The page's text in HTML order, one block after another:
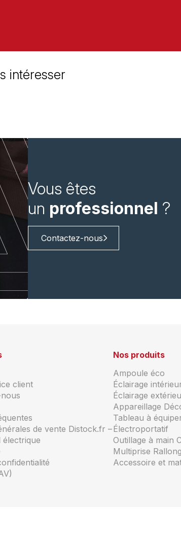
intéresser
Vous êtes
un professionnel ?
Contactez-nous
client
de vente Distock.fr –
électrique
Nos produits
Ampoule éco
Éclairage
Éclairage
Appareillage
Tableau à
Électroportatif
Outillage à main
Multiprise
Accessoire et